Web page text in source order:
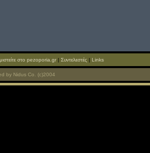
στο pezoporia.gr | Συντελεστές | Links
by Nidus Co. (c)2004